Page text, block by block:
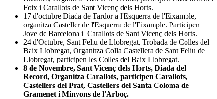
Foix i Carallots de Sant Vicenç dels Horts.
17 d'octubre Diada de Tardor a l'Esquerra de l'Eixample,
organitza Casteller de l'Esquerra de l'Eixample. Participen
Jove de Barcelona i Carallots de Sant Vicenç dels Horts.
24 d'Octubre, Sant Feliu de Llobregat, Trobada de Colles del
Baix Llobregat, Organitza Colla Castellera de Sant Feliu de
Llobregat, participen les Colles del Baix Llobregat.
8 de Novembre, Sant Vicenç dels Horts, Diada del
Record, Organitza Carallots, participen Carallots,
Castellers del Prat, Castellers del Santa Coloma de
Gramenet i Minyons de l'Arboç.